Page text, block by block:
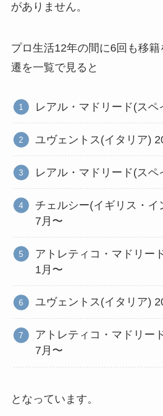
がありません。
プロ生活12年の間に6回も移
遷を一覧で見ると
レアル・マドリード(スペ
ユヴェントス(イタリア)
レアル・マドリード(スペ
チェルシー(イギリス・
7月〜
アトレティコ・マドリー
1月〜
ユヴェントス(イタリア)
アトレティコ・マドリー
7月〜
となっています。